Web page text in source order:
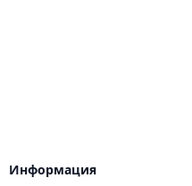
Информация